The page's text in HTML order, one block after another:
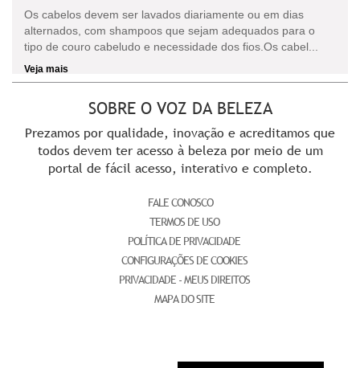
Os cabelos devem ser lavados diariamente ou em dias
alternados, com shampoos que sejam adequados para o
tipo de couro cabeludo e necessidade dos fios.Os cabel...
Veja mais
SOBRE O VOZ DA BELEZA
Prezamos por qualidade, inovação e acreditamos que
todos devem ter acesso à beleza por meio de um
portal de fácil acesso, interativo e completo.
FALE CONOSCO
TERMOS DE USO
POLÍTICA DE PRIVACIDADE
CONFIGURAÇÕES DE COOKIES
PRIVACIDADE - MEUS DIREITOS
MAPA DO SITE